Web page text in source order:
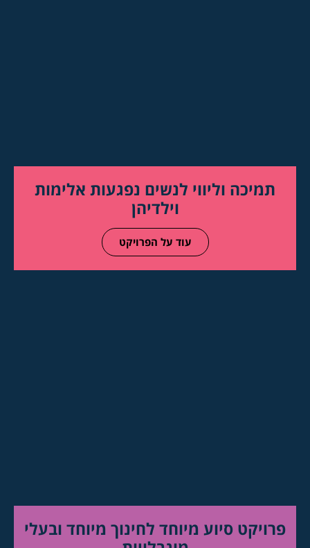
תמיכה וליווי לנשים נפגעות אלימות
וילדיהן
עוד על הפרויקט
פרויקט סיוע מיוחד לחינוך מיוחד ובעלי